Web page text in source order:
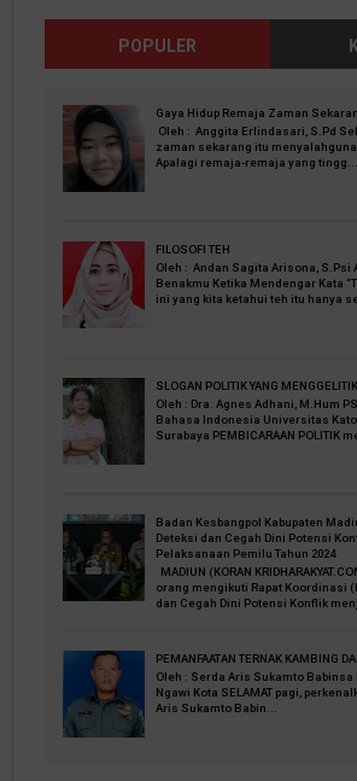
POPULER
Gaya Hidup Remaja Zaman
Oleh : Anggita Erlindasari, S.Pd
zaman sekarang itu
Apalagi remaja-remaja yang tingg...
FILOSOFI TEH
Oleh : Andan Sagita Arisona, S.Psi
Benakmu Ketika Mendengar Kata
ini yang kita ketahui teh itu hanya
SLOGAN POLITIK YANG MENGGELITIK
Oleh : Dra. Agnes Adhani, M.Hum
Bahasa Indonesia Universitas
Surabaya PEMBICARAAN POLITIK
Badan Kesbangpol Kabupaten
Deteksi dan Cegah Dini Potensi
Pelaksanaan Pemilu Tahun 2024
MADIUN (KORAN
orang mengikuti Rapat Koordinasi
dan Cegah Dini Potensi Konflik
PEMANFAATAN TERNAK KAMBING
Oleh : Serda Aris Sukamto Babinsa
Ngawi Kota SELAMAT pagi,
Aris Sukamto Babin...